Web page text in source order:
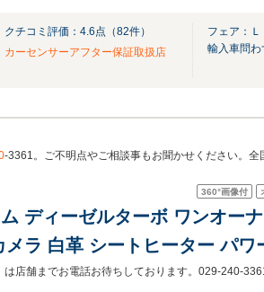
クチコミ評価： 4.6点（82件）
カーセンサーアフター保証取扱店
フェア：
輸入車問わ
-3361。ご不明点やご相談事もお聞かせください。
360°画像付
ディーゼルターボ ワンオー
ラ 白革 シートヒーター パワ
BT CarPlay USB LEDヘッ